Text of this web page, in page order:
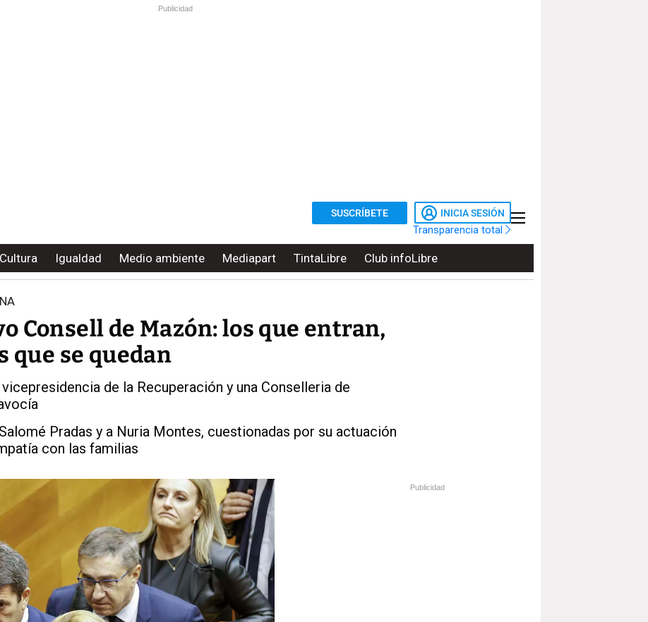
Publicidad
SUSCRÍBETE INICIA SESIÓN
Transparencia total
Cultura Igualdad Medio ambiente Mediapart TintaLibre Club infoLibre
Consell de Mazón: los que entran,
que se quedan
de la Recuperación y una Conselleria de
Pradas y a Nuria Montes, cuestionadas por su actuación
con las familias
Publicidad